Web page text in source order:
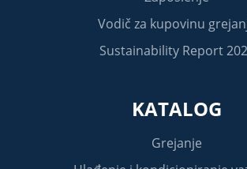
Vodič za kupovinu
Sustainability Report
KATALOG
Grejanje